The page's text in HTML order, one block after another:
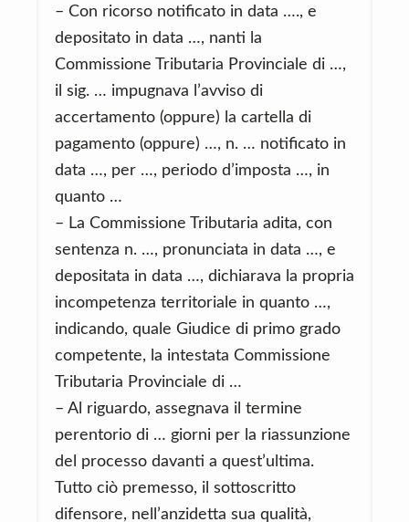
– Con ricorso notificato in data …., e
depositato in data …, nanti la
Commissione Tributaria Provinciale di …,
il sig. … impugnava l’avviso di
accertamento (oppure) la cartella di
pagamento (oppure) …, n. … notificato in
data …, per …, periodo d’imposta …, in
quanto …
– La Commissione Tributaria adita, con
sentenza n. …, pronunciata in data …, e
depositata in data …, dichiarava la propria
incompetenza territoriale in quanto …,
indicando, quale Giudice di primo grado
competente, la intestata Commissione
Tributaria Provinciale di …
– Al riguardo, assegnava il termine
perentorio di … giorni per la riassunzione
del processo davanti a quest’ultima.
Tutto ciò premesso, il sottoscritto
difensore, nell’anzidetta sua qualità,